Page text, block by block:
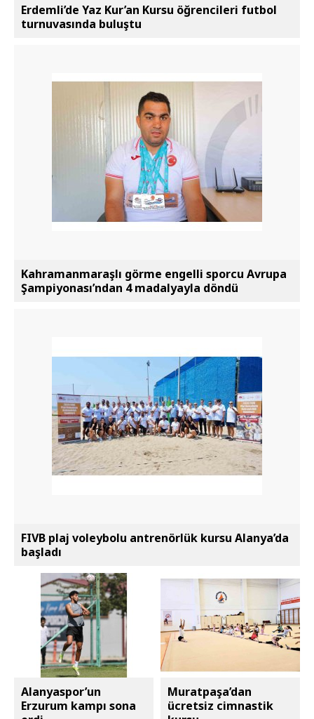
Erdemli’de Yaz Kur’an Kursu öğrencileri futbol
turnuvasında buluştu
Kahramanmaraşlı görme engelli sporcu Avrupa
Şampiyonası’ndan 4 madalyayla döndü
FIVB plaj voleybolu antrenörlük kursu Alanya’da
başladı
Alanyaspor’un
Erzurum kampı sona
Muratpaşa’dan
ücretsiz cimnastik